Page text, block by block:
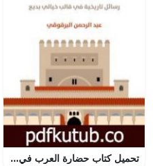
تحميل كتاب حضارة العرب في الأندلس: رسائل تاريخية في قالب خيالي بديع PDF تأليف عبد الرحمن البرقوقي مجانا [كامل]